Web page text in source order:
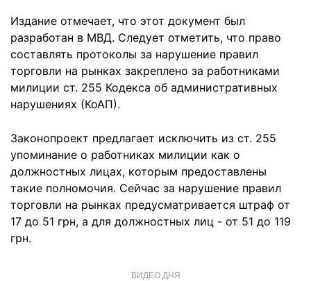
Издание отмечает, что этот документ был
разработан в МВД. Следует отметить, что право
составлять протоколы за нарушение правил
торговли на рынках закреплено за работниками
милиции ст. 255 Кодекса об административных
нарушениях (КоАП).
Законопроект предлагает исключить из ст. 255
упоминание о работниках милиции как о
должностных лицах, которым предоставлены
такие полномочия. Сейчас за нарушение правил
торговли на рынках предусматривается штраф от
17 до 51 грн, а для должностных лиц - от 51 до 119
грн.
ВИДЕО ДНЯ